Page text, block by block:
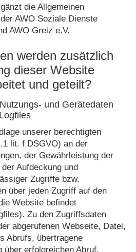
die Allgemeinen
AWO Soziale Dienste
AWO Greiz e.V.
werden zusätzlich
dieser Website
und geteilt?
und Gerätedaten
unserer berechtigten
lit. f DSGVO) an der
der Gewährleistung der
Aufdeckung und
Zugriffe bzw.
über jeden Zugriff auf den
Website befindet
Zu den Zugriffsdaten
abgerufenen Webseite, Datei,
Abrufs, übertragene
über erfolgreichen Abruf,